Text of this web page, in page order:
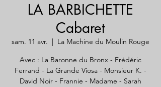
LA BARBICHETTE
Cabaret
sam. 11 avr.
  |
La Machine du Moulin Rouge
Avec : La Baronne du Bronx - Frédéric
Ferrand - La Grande Viosa - Monsieur K. -
David Noir - Frannie - Madame - Sarah